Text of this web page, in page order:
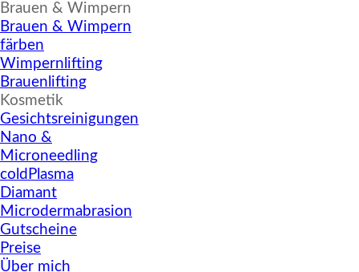
Brauen & Wimpern
Brauen & Wimpern
färben
Wimpernlifting
Brauenlifting
Kosmetik
Gesichtsreinigungen
Nano &
Microneedling
coldPlasma
Diamant
Microdermabrasion
Gutscheine
Preise
Über mich